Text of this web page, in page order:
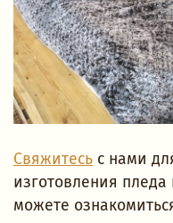
Свяжитесь с нами
изготовления
можете